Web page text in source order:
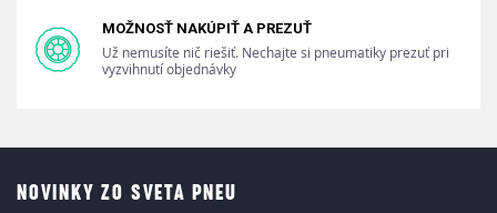
MOŽNOSŤ NAKÚPIŤ A PREZUŤ
Už nemusíte nič riešiť. Nechajte si pneumatiky prezuť pri
vyzvihnutí objednávky
NOVINKY ZO SVETA PNEU